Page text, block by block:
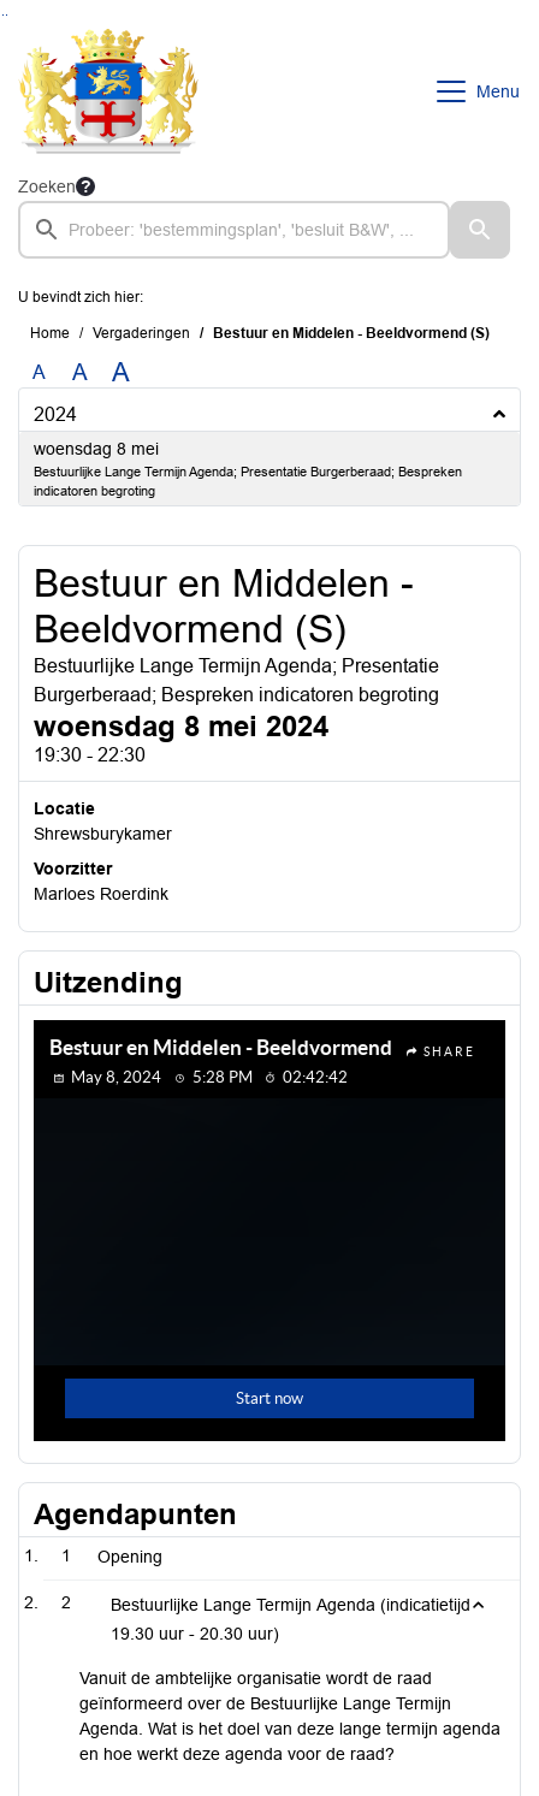
Ga naar de inhoud van deze pagina
Ga naar het zoeken
Ga naar het menu
Menu
Zoeken
U bevindt zich hier:
Home Vergaderingen Bestuur en Middelen - Beeldvormend (S)
A A A
2024
woensdag 8 mei2024
Bestuurlijke Lange Termijn Agenda; Presentatie Burgerberaad; Bespreken
indicatoren begroting
Bestuur en Middelen -
Beeldvormend (S)
Bestuurlijke Lange Termijn Agenda; Presentatie
Burgerberaad; Bespreken indicatoren begroting
woensdag 8 mei 2024
19:30 - 22:30
Locatie
Shrewsburykamer
Voorzitter
Marloes Roerdink
Uitzending
Agendapunten
1 Opening
2
Bestuurlijke Lange Termijn Agenda (indicatietijd
19.30 uur - 20.30 uur)
Vanuit de ambtelijke organisatie wordt de raad
geïnformeerd over de Bestuurlijke Lange Termijn
Agenda. Wat is het doel van deze lange termijn agenda
en hoe werkt deze agenda voor de raad?